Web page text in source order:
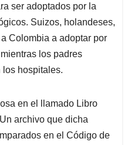
ser adoptados por la
Suizos, holandeses,
Colombia a adoptar por
los padres
los hospitales.
en el llamado Libro
archivo que dicha
en el Código de